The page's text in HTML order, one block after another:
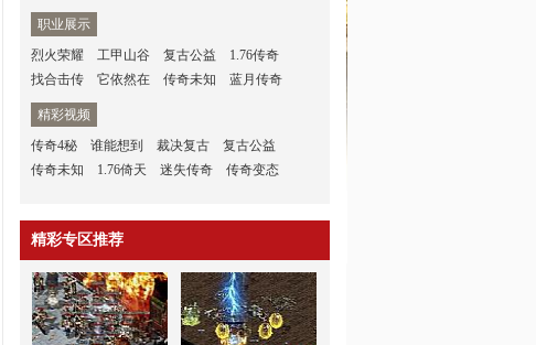
职业展示
烈火荣耀
工甲山谷 复古公益
1.76传奇
找合击传
它依然在 传奇未知 蓝月传奇
精彩视频
传奇4秘
谁能想到 裁决复古
复古公益
传奇未知
1.76倚天 迷失传奇 传奇变态
精彩专区推荐